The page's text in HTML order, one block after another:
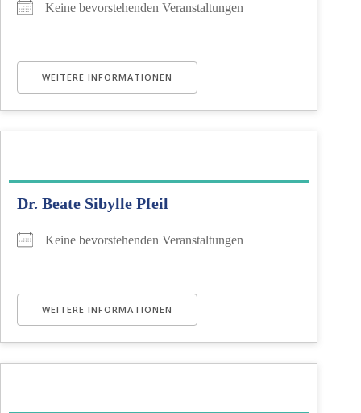
Keine bevorstehenden Veranstaltungen
WEITERE INFORMATIONEN
Dr. Beate Sibylle Pfeil
Keine bevorstehenden Veranstaltungen
WEITERE INFORMATIONEN